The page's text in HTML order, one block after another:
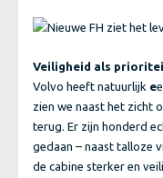
Veiligheid als
Volvo heeft natuurlijk e
zien we naast het zicht
terug. Er zijn honderd
gedaan – naast talloze
de cabine sterker en